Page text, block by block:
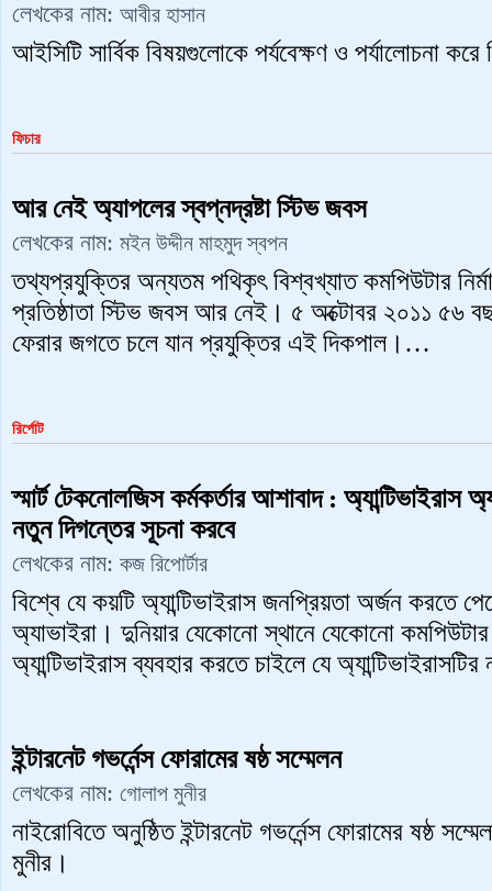
লেখকের নাম: আবীর হাসান
আইসিটি সার্বিক বিষয়গুলোকে পর্যবেক্ষণ ও পর্যালোচনা
ফিচার
আর নেই অ্যাপলের স্বপ্নদ্রষ্টা স্টিভ জবস
লেখকের নাম: মইন উদ্দীন মাহমুদ স্বপন
তথ্যপ্রযুক্তির অন্যতম পথিকৃৎ বিশ্বখ্যাত কমপিউটার
প্রতিষ্ঠাতা স্টিভ জবস আর নেই। ৫ অক্টোবর ২০১১ ৫৬
ফেরার জগতে চলে যান প্রযুক্তির এই দিকপাল।…
রির্পোট
স্মার্ট টেকনোলজিস কর্মকর্তার আশাবাদ : অ্যান্টিভাইরাস
নতুন দিগন্তের সূচনা করবে
লেখকের নাম: কজ রিপোর্টার
বিশ্বে যে কয়টি অ্যান্টিভাইরাস জনপ্রিয়তা অর্জন করতে
অ্যাভাইরা। দুনিয়ার যেকোনো স্থানে যেকোনো কমপিউটার
অ্যান্টিভাইরাস ব্যবহার করতে চাইলে যে
ইন্টারনেট গভর্নেন্স ফোরামের ষষ্ঠ সম্মেলন
লেখকের নাম: গোলাপ মুনীর
নাইরোবিতে অনুষ্ঠিত ইন্টারনেট গভর্নেন্স ফোরামের ষষ্ঠ
মুনীর।